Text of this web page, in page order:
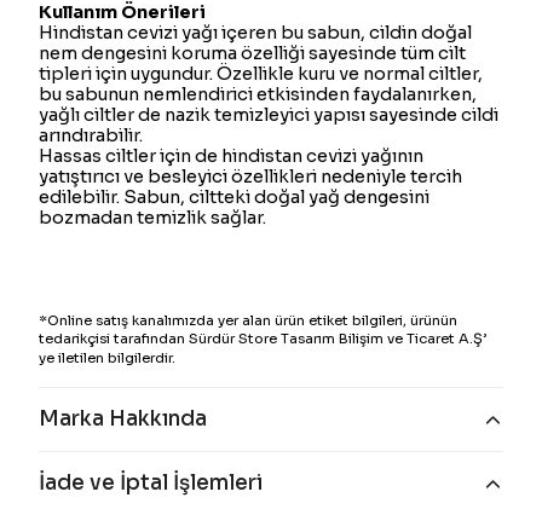
Kullanım Önerileri
Hindistan cevizi yağı içeren bu sabun, cildin doğal
nem dengesini koruma özelliği sayesinde tüm cilt
tipleri için uygundur. Özellikle kuru ve normal ciltler,
bu sabunun nemlendirici etkisinden faydalanırken,
yağlı ciltler de nazik temizleyici yapısı sayesinde cildi
arındırabilir.
Hassas ciltler için de hindistan cevizi yağının
yatıştırıcı ve besleyici özellikleri nedeniyle tercih
edilebilir. Sabun, ciltteki doğal yağ dengesini
bozmadan temizlik sağlar.
*Online satış kanalımızda yer alan ürün etiket bilgileri, ürünün
tedarikçisi tarafından Sürdür Store Tasarım Bilişim ve Ticaret A.Ş’
ye iletilen bilgilerdir.
Marka Hakkında
İade ve İptal İşlemleri